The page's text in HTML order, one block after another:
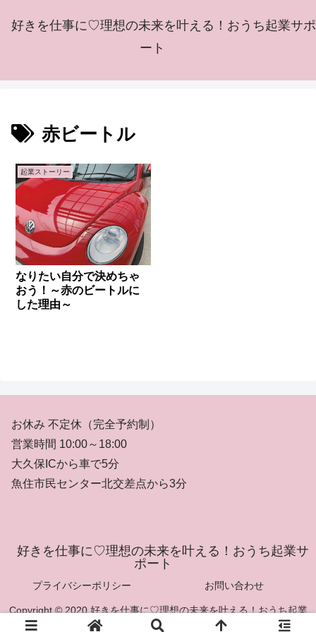
好きを仕事に♡理想の未来を叶える！おうち起業サポ
ート
赤ビートル
起業ストーリー
なりたい自分で決めちゃ
おう！～赤のビートルに
した理由～
お休み 不定休（完全予約制）
営業時間 10:00～18:00
大久保ICから車で5分
魚住市民センター北交差点から3分
好きを仕事に♡理想の未来を叶える！おうち起業サ
ポート
プライバシーポリシー お問い合わせ
Copyright © 2020 好きを仕事に♡理想の未来を叶える！おうち起業
サポート All Rights Reserved.